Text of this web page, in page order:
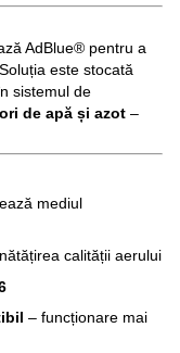
AdBlue® pentru a
. Soluția este stocată
sistemul de
de apă și azot –
mediul
calității aerului
– funcționare mai